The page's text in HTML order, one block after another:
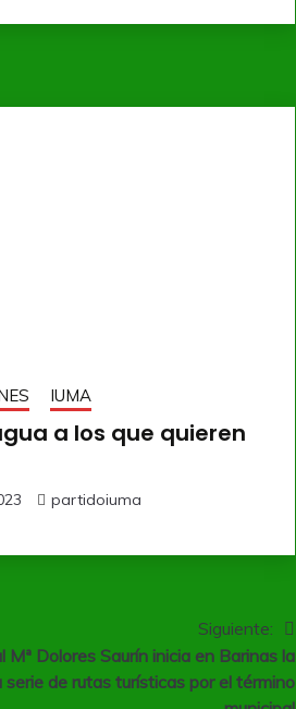
IUMA
a los que quieren
partidoiuma
Siguiente:
Mª Dolores Saurín inicia en Barinas la
serie de rutas turísticas por el término